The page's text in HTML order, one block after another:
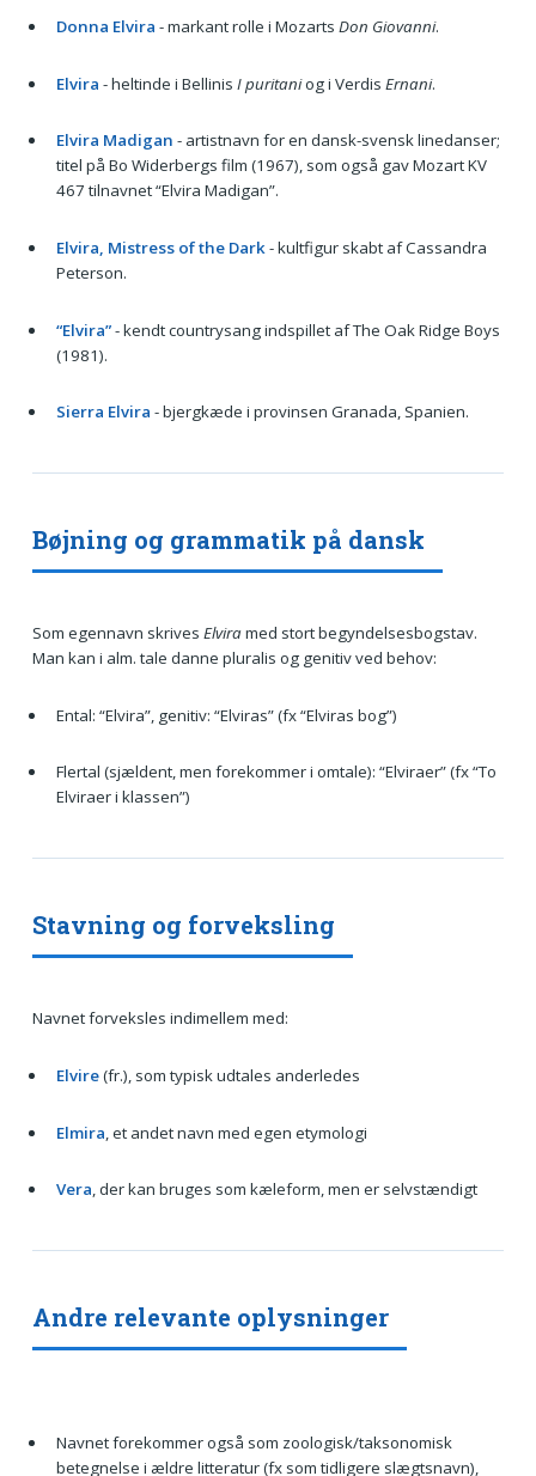
Donna Elvira - markant rolle i Mozarts Don Giovanni.
Elvira - heltinde i Bellinis I puritaniog i Verdis Ernani.
Elvira Madigan - artistnavn for en dansk-svensk linedanser;
titel på Bo Widerbergs film (1967), som også gav Mozart KV
467 tilnavnet “Elvira Madigan”.
Elvira, Mistress of the Dark- kultfigur skabt af Cassandra
Peterson.
“Elvira”- kendt countrysang indspillet af The Oak Ridge Boys
(1981).
Sierra Elvira - bjergkæde i provinsen Granada, Spanien.
Bøjning og grammatik på dansk
Som egennavn skrives Elviramed stort begyndelsesbogstav.
Man kan i alm. tale danne pluralis og genitiv ved behov:
Ental: “Elvira”, genitiv: “Elviras” (fx “Elviras bog”)
Flertal (sjældent, men forekommer i omtale): “Elviraer” (fx “To
Elviraer i klassen”)
Stavning og forveksling
Navnet forveksles indimellem med:
Elvire(fr.), som typisk udtales anderledes
Elmira, et andet navn med egen etymologi
Vera, der kan bruges som kæleform, men er selvstændigt
Andre relevante oplysninger
Navnet forekommer også som zoologisk/taksonomisk
betegnelse i ældre litteratur (fx som tidligere slægtsnavn),